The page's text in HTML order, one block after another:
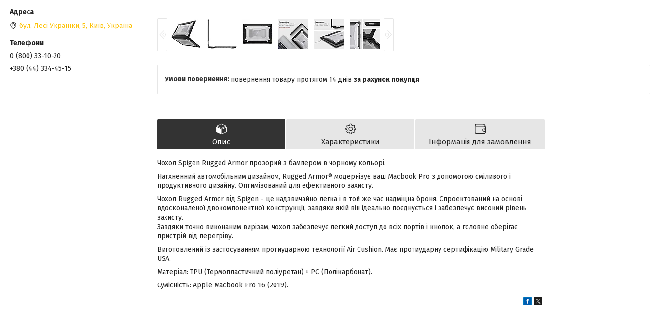
повернення товару протягом 14 днів за рахунок покупця
Опис Характеристики Інформація для замовлення
Чохол Spigen Rugged Armor прозорий з бампером в чорному кольорі.
Натхненний автомобільним дизайном, Rugged Armor® модернізує ваш Macbook Pro з допомогою сміливого і
продуктивного дизайну. Оптимізований для ефективного захисту.
Чохол Rugged Armor від Spigen - це надзвичайно легка і в той же час надміцна броня. Спроектований на основі
вдосконаленої двокомпонентної конструкції, завдяки якій він ідеально поєднується і забезпечує високий рівень
захисту.
Завдяки точно виконаним вирізам, чохол забезпечує легкий доступ до всіх портів і кнопок, а головне оберігає
пристрій від перегріву.
Виготовлений із застосуванням протиударною технології Air Cushion. Має протиударну сертифікацію Military Grade
USA.
Матеріал: TPU (Термопластичний поліуретан) + PC (Полікарбонат).
Сумісність: Apple Macbook Pro 16 (2019).
бул. Лесі Українки, 5, Київ, Україна
0 (800) 33-10-20
+380 (44) 334-45-15